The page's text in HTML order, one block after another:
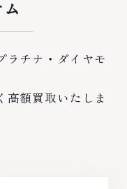
ラチナ・ダイヤモ
高額買取いたしま